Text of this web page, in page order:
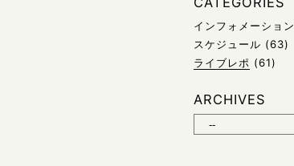
インフォメーション
スケジュール (63)
ライブレポ (61)
ARCHIVES